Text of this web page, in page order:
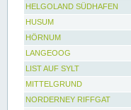
HELGOLAND SÜDHAFEN
HUSUM
HÖRNUM
LANGEOOG
LIST AUF SYLT
MITTELGRUND
NORDERNEY RIFFGAT